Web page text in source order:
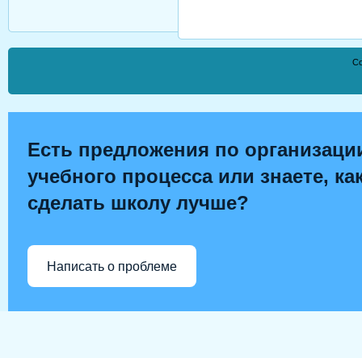
Есть предложения по
учебного процесса или знаете,
сделать школу лучше?
Написать о проблеме